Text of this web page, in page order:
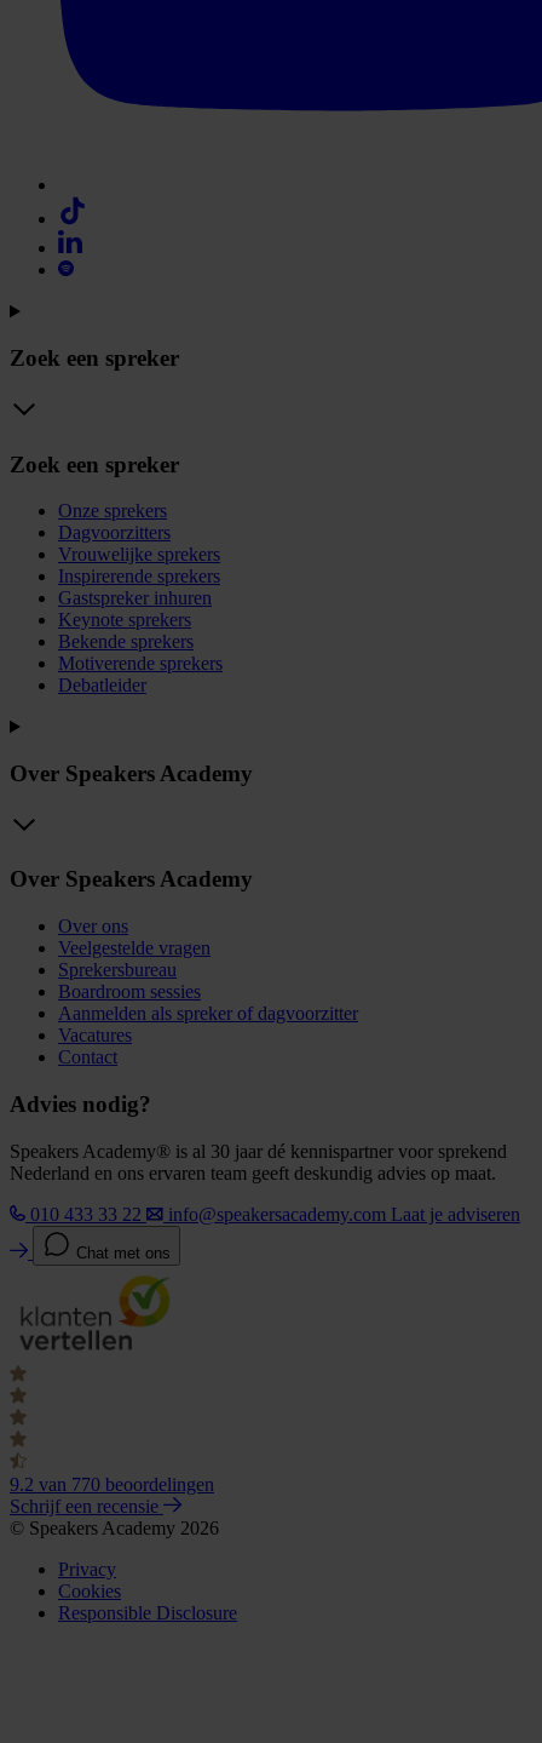
Zoek een spreker
Zoek een spreker
Onze sprekers
Dagvoorzitters
Vrouwelijke sprekers
Inspirerende sprekers
Gastspreker inhuren
Keynote sprekers
Bekende sprekers
Motiverende sprekers
Debatleider
Over Speakers Academy
Over Speakers Academy
Over ons
Veelgestelde vragen
Sprekersbureau
Boardroom sessies
Aanmelden als spreker of dagvoorzitter
Vacatures
Contact
Advies nodig?
Speakers Academy® is al 30 jaar dé kennispartner voor sprekend
Nederland en ons ervaren team geeft deskundig advies op maat.
010 433 33 22
info@speakersacademy.com Laat je adviseren
Chat met ons
9.2 van 770 beoordelingen
Schrijf een recensie
© Speakers Academy 2026
Privacy
Cookies
Responsible Disclosure